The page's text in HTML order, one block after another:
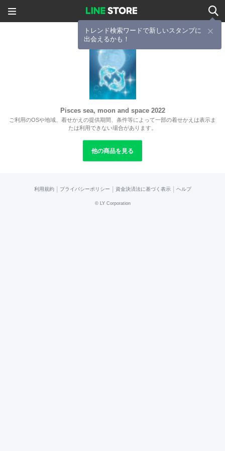
トレンド検索ワードで新しいスタンプに
出会えるかも！
Pisces sea, moon and space 2022
ご利用のOSや地域、着せかえの提供期間、条件等によって一部の着せかえは表示ま
たは利用できない場合があります。
他の商品を見る
利用規約 プライバシーポリシー 資金決済法に基づく表示 ヘルプ
© LY Corporation